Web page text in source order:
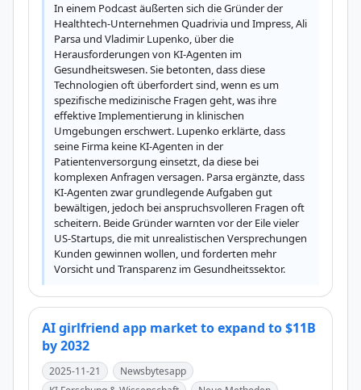
In einem Podcast äußerten sich die Gründer der
Healthtech-Unternehmen Quadrivia und Impress, Ali
Parsa und Vladimir Lupenko, über die
Herausforderungen von KI-Agenten im
Gesundheitswesen. Sie betonten, dass diese
Technologien oft überfordert sind, wenn es um
spezifische medizinische Fragen geht, was ihre
effektive Implementierung in klinischen
Umgebungen erschwert. Lupenko erklärte, dass
seine Firma keine KI-Agenten in der
Patientenversorgung einsetzt, da diese bei
komplexen Anfragen versagen. Parsa ergänzte, dass
KI-Agenten zwar grundlegende Aufgaben gut
bewältigen, jedoch bei anspruchsvolleren Fragen oft
scheitern. Beide Gründer warnten vor der Eile vieler
US-Startups, die mit unrealistischen Versprechungen
Kunden gewinnen wollen, und forderten mehr
Vorsicht und Transparenz im Gesundheitssektor.
AI girlfriend app market to expand to $11B
by 2032
2025-11-21
Newsbytesapp